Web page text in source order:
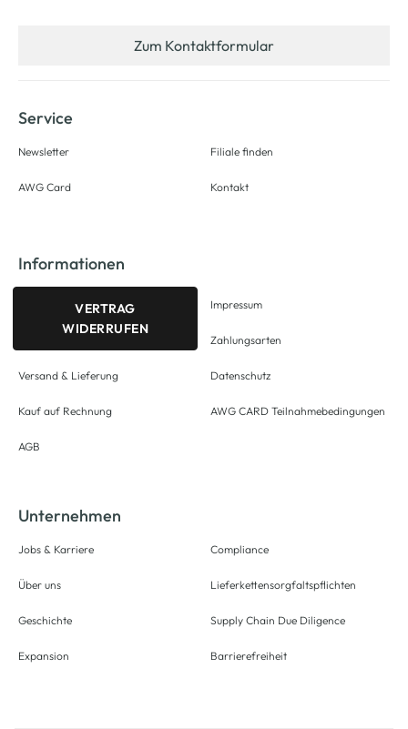
Zum Kontaktformular
Service
Newsletter
AWG Card
Filiale finden
Kontakt
Informationen
VERTRAG
WIDERRUFEN
Versand & Lieferung
Kauf auf Rechnung
AGB
Impressum
Zahlungsarten
Datenschutz
AWG CARD Teilnahmebedingungen
Unternehmen
Jobs & Karriere
Über uns
Geschichte
Expansion
Compliance
Lieferkettensorgfaltspflichten
Supply Chain Due Diligence
Barrierefreiheit